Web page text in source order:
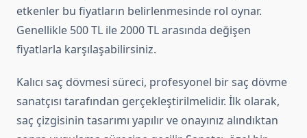
etkenler bu fiyatların belirlenmesinde rol oynar.
Genellikle 500 TL ile 2000 TL arasında değişen
fiyatlarla karşılaşabilirsiniz.
Kalıcı saç dövmesi süreci, profesyonel bir saç dövme
sanatçısı tarafından gerçekleştirilmelidir. İlk olarak,
saç çizgisinin tasarımı yapılır ve onayınız alındıktan